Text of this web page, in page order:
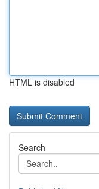
HTML is disabled
Search